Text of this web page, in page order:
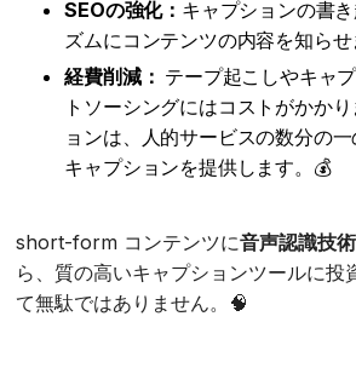
SEOの強化： キャプションの書
ズムにコンテンツの内容を知らせ
経費削減： テープ起こしやキャ
トソーシングにはコストがかか
ョンは、人的サービスの数分の
キャプションを提供します。💰
short-form コンテンツに音声認識技
ら、質の高いキャプションツールに投
て無駄ではありません。🧠